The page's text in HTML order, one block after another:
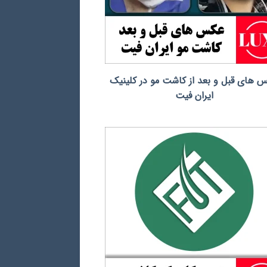
های قبل و بعد از کاشت مو در کلینیک
ایران فیت